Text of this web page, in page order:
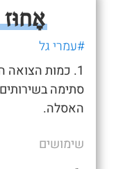
#עמרי גל
1. כמות הצואה
סתימה
האסלה.
שימושים